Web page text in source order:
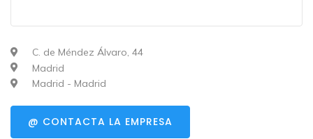
C. de Méndez Álvaro, 44
Madrid
Madrid - Madrid
@ CONTACTA LA EMPRESA